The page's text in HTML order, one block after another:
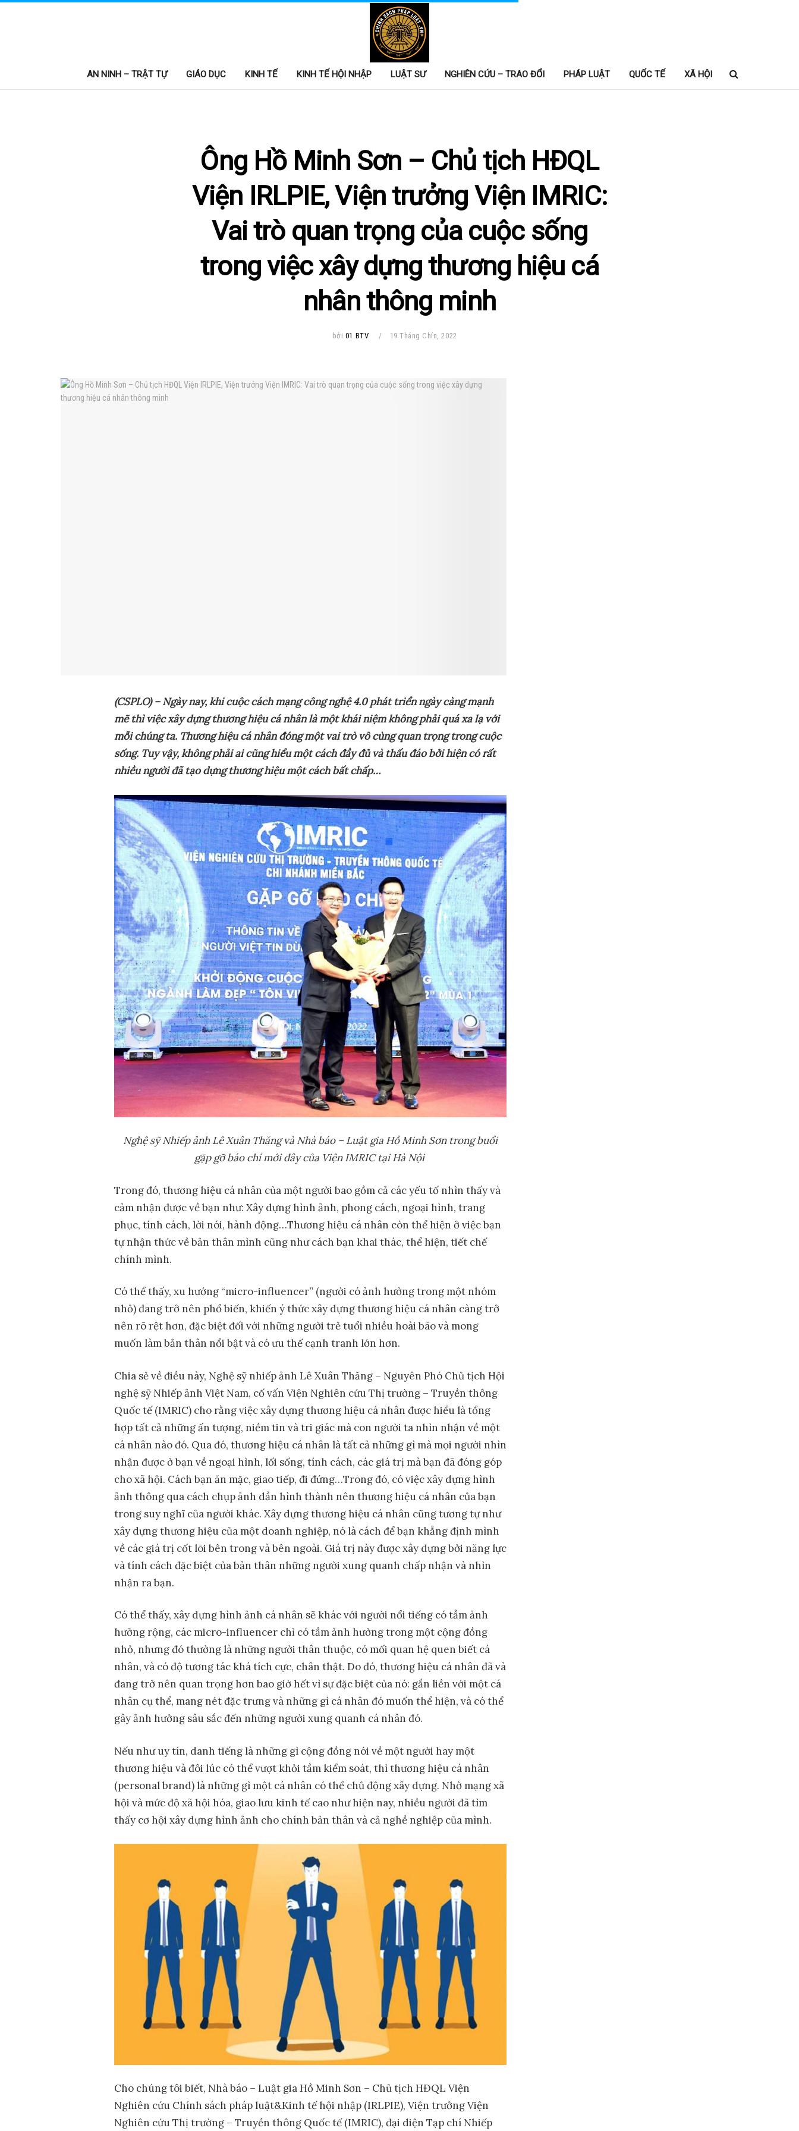
AN NINH – TRẬT TỰ GIÁO DỤC KINH TẾ KINH TẾ HỘI NHẬP LUẬT SƯ NGHIÊN CỨU – TRAO ĐỔI PHÁP LUẬT QUỐC TẾ XÃ HỘI
Ông Hồ Minh Sơn – Chủ tịch HĐQL
Viện IRLPIE, Viện trưởng Viện IMRIC:
Vai trò quan trọng của cuộc sống
trong việc xây dựng thương hiệu cá
nhân thông minh
bởi 01 BTV 19 Tháng Chín, 2022
(CSPLO) – Ngày nay, khicuộc cách mạng công nghệ 4.0 phát triển ngày càng mạnh
mẽ thì việc xây dựngthương hiệu cá nhân là một khái niệm không phải quá xa lạ với
mỗi chúng ta. Thươnghiệu cá nhânđóng một vai trò vô cùng quan trọng trong cuộc
sống. Tuy vậy,không phải ai cũng hiểu một cách đầy đủ và thấu đáo bởihiện córất
nhiều người đã tạo dựng thương hiệu một cách bất chấp…
Nghệ sỹ Nhiếp ảnh Lê Xuân Thăng và Nhà báo – Luật gia Hồ Minh Sơn trong buổi
gặp gỡ báo chí mới đây của Viện IMRIC tại Hà Nội
Trong đó, thương hiệu cá nhân của một người bao gồm cả các yếu tố nhìn thấy và
cảm nhận được về bạn như: Xây dựng hình ảnh, phong cách, ngoại hình, trang
phục, tính cách, lời nói, hành động…Thương hiệu cá nhân còn thể hiện ở việc bạn
tự nhận thức về bản thân mình cũng như cách bạn khai thác, thể hiện, tiết chế
chính mình.
Có thể thấy, xu hướng “micro-influencer” (người có ảnh hưởng trong một nhóm
nhỏ) đang trở nên phổ biến, khiến ý thức xây dựng thương hiệu cá nhân càng trở
nên rõ rệt hơn, đặc biệt đối với những người trẻ tuổi nhiều hoài bão và mong
muốn làm bản thân nổi bật và có ưu thế cạnh tranh lớn hơn.
Chia sẻ về điều này, Nghệ sỹ nhiếp ảnh Lê Xuân Thăng – Nguyên Phó Chủ tịch Hội
nghệ sỹ Nhiếp ảnh Việt Nam, cố vấn Viện Nghiên cứu Thị trường – Truyền thông
Quốc tế (IMRIC) cho rằng việc xây dựng thương hiệu cá nhân được hiểu là tổng
hợp tất cả những ấn tượng, niềm tin và tri giác mà con người ta nhìn nhận về một
cá nhân nào đó. Qua đó, thương hiệu cá nhân là tất cả những gì mà mọi người nhìn
nhận được ở bạn về ngoại hình, lối sống, tính cách, các giá trị mà bạn đã đóng góp
cho xã hội. Cách bạn ăn mặc, giao tiếp, đi đứng…Trong đó, có việc xây dựng hình
ảnh thông qua cách chụp ảnh dần hình thành nên thương hiệu cá nhân của bạn
trong suy nghĩ của người khác. Xây dựng thương hiệu cá nhân cũng tương tự như
xây dựng thương hiệu của một doanh nghiệp, nó là cách để bạn khẳng định mình
về các giá trị cốt lõi bên trong và bên ngoài. Giá trị này được xây dựng bởi năng lực
và tính cách đặc biệt của bản thân những người xung quanh chấp nhận và nhìn
nhận ra bạn.
Có thể thấy, xây dựng hình ảnh cá nhân sẽ khác với người nổi tiếng có tầm ảnh
hưởng rộng, các micro-influencer chỉ có tầm ảnh hưởng trong một cộng đồng
nhỏ, nhưng đó thường là những người thân thuộc, có mối quan hệ quen biết cá
nhân, và có độ tương tác khá tích cực, chân thật. Do đó, thương hiệu cá nhân đã và
đang trở nên quan trọng hơn bao giờ hết vì sự đặc biệt của nó: gắn liền với một cá
nhân cụ thể, mang nét đặc trưng và những gì cá nhân đó muốn thể hiện, và có thể
gây ảnh hưởng sâu sắc đến những người xung quanh cá nhân đó.
Nếu như uy tín, danh tiếng là những gì cộng đồng nói về một người hay một
thương hiệu và đôi lúc có thể vượt khỏi tầm kiểm soát, thì thương hiệu cá nhân
(personal brand) là những gì một cá nhân có thể chủ động xây dựng. Nhờ mạng xã
hội và mức độ xã hội hóa, giao lưu kinh tế cao như hiện nay, nhiều người đã tìm
thấy cơ hội xây dựng hình ảnh cho chính bản thân và cả nghề nghiệp của mình.
Cho chúng tôi biết, Nhà báo – Luật gia Hồ Minh Sơn – Chủ tịch HĐQL Viện
Nghiên cứu Chính sách pháp luật&Kinh tế hội nhập (IRLPIE), Viện trưởng Viện
Nghiên cứu Thị trường – Truyền thông Quốc tế (IMRIC), đại diện Tạp chí Nhiếp